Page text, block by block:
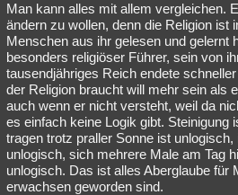
Man kann alles mit allem vergleichen.
ändern zu wollen, denn die Religion ist
Menschen aus ihr gelesen und gelernt
besonders religiöser Führer, sein von
tausendjähriges Reich endete
der Religion braucht will mehr sein als
auch wenn er nicht versteht, weil da
es einfach keine Logik gibt. Steinigung
tragen trotz praller Sonne ist
unlogisch, sich mehrere Male am Tag
unlogisch. Das ist alles Aberglaube für
erwachsen geworden sind.